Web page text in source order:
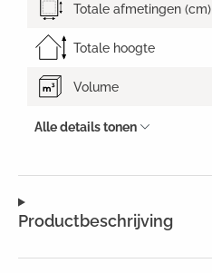
Productbeschrijving
Totale afmetingen (cm)
Totale hoogte
Volume
Alle details tonen